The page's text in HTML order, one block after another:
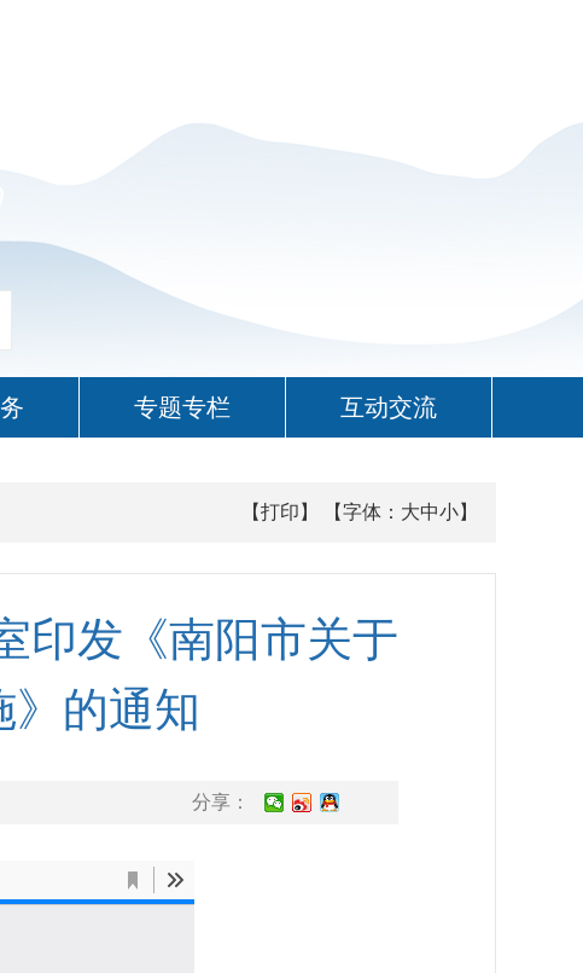
专题专栏 互动交流
【打印】 【字体： 大中小】
印发《南阳市关于
》的通知
分享：